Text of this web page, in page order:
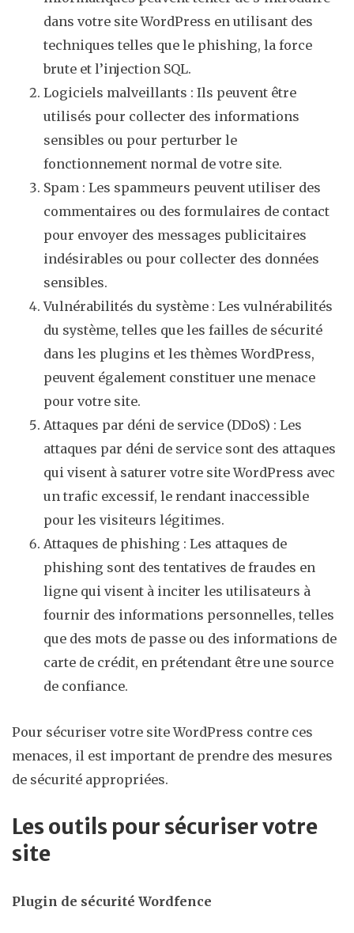
dans votre site WordPress en utilisant des
techniques telles que le phishing, la force
brute et l’injection SQL.
Logiciels malveillants : Ils peuvent être
utilisés pour collecter des informations
sensibles ou pour perturber le
fonctionnement normal de votre site.
Spam : Les spammeurs peuvent utiliser des
commentaires ou des formulaires de contact
pour envoyer des messages publicitaires
indésirables ou pour collecter des données
sensibles.
Vulnérabilités du système : Les vulnérabilités
du système, telles que les failles de sécurité
dans les plugins et les thèmes WordPress,
peuvent également constituer une menace
pour votre site.
Attaques par déni de service (DDoS) : Les
attaques par déni de service sont des attaques
qui visent à saturer votre site WordPress avec
un trafic excessif, le rendant inaccessible
pour les visiteurs légitimes.
Attaques de phishing : Les attaques de
phishing sont des tentatives de fraudes en
ligne qui visent à inciter les utilisateurs à
fournir des informations personnelles, telles
que des mots de passe ou des informations de
carte de crédit, en prétendant être une source
de confiance.
Pour sécuriser votre site WordPress contre ces
menaces, il est important de prendre des mesures
de sécurité appropriées.
Les outils pour sécuriser votre
site
Plugin de sécurité Wordfence